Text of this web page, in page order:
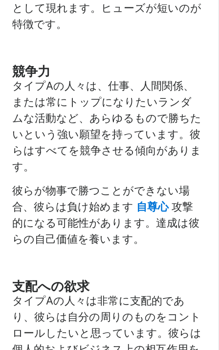
として現れます。ヒューズが短いのが
特徴です。
競争力
タイプAの人々は、仕事、人間関係、
または常にトップになりたいランダ
ムな活動など、あらゆるもので勝ちた
いという強い願望を持っています。彼
らはすべてを競争させる傾向がありま
す。
彼らが物事で勝つことができない場
合、彼らは負け始めます 自尊心攻撃
的になる可能性があります。達成は彼
らの自己価値を養います。
支配への欲求
タイプAの人々は非常に支配的であ
り、彼らは自分の周りのものをコント
ロールしたいと思っています。彼らは